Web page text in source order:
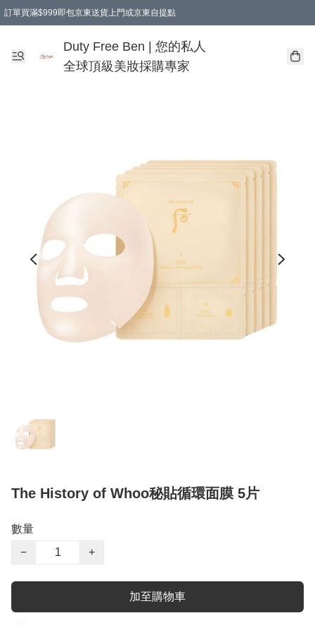
訂單買滿$999即包京東送貨上門或京東自提點
Duty Free Ben | 您的私人
全球頂級美妝採購專家
The History of Whoo秘貼循環面膜 5片
數量
−
+
加至購物車